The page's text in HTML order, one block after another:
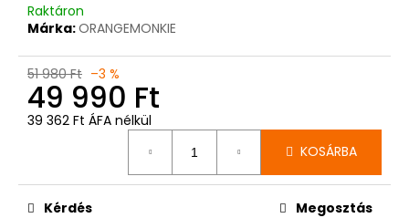
Raktáron
Márka:ORANGEMONKIE
51 980 Ft –3 %
49 990 Ft
39 362 Ft ÁFA nélkül
KOSÁRBA
Kérdés Megosztás